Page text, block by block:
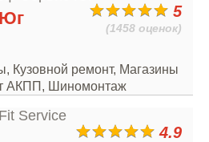
5
(1458 оценок)
Кузовной ремонт, Магазины
АКПП, Шиномонтаж
4.9